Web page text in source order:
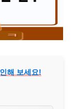
해 보세요!